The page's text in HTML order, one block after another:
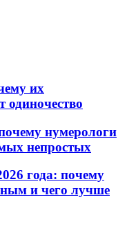
их
одиночество
нумерологи
непростых
года: почему
и чего лучше